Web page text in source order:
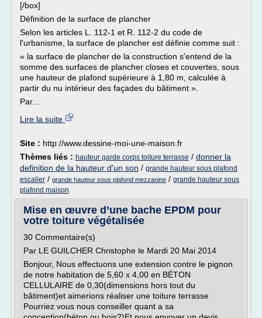
[/box]
Définition de la surface de plancher
Selon les articles L. 112-1 et R. 112-2 du code de
l'urbanisme, la surface de plancher est définie comme suit :
« la surface de plancher de la construction s'entend de la
somme des surfaces de plancher closes et couvertes, sous
une hauteur de plafond supérieure à 1,80 m, calculée à
partir du nu intérieur des façades du bâtiment ».
Par...
Lire la suite
Site : http://www.dessine-moi-une-maison.fr
Thèmes liés : hauteur garde corps toiture terrasse / donner la
definition de la hauteur d'un son / grande hauteur sous plafond
escalier / grande hauteur sous plafond mezzanine / grande hauteur sous
plafond maison
Mise en œuvre d’une bache EPDM pour
votre toiture végétalisée
30 Commentaire(s)
Par LE GUILCHER Christophe le Mardi 20 Mai 2014
Bonjour, Nous effectuons une extension contre le pignon
de notre habitation de 5,60 x 4,00 en BÉTON
CELLULAIRE de 0,30(dimensions hors tout du
bâtiment)et aimerions réaliser une toiture terrasse
Pourriez vous nous conseiller quant a sa